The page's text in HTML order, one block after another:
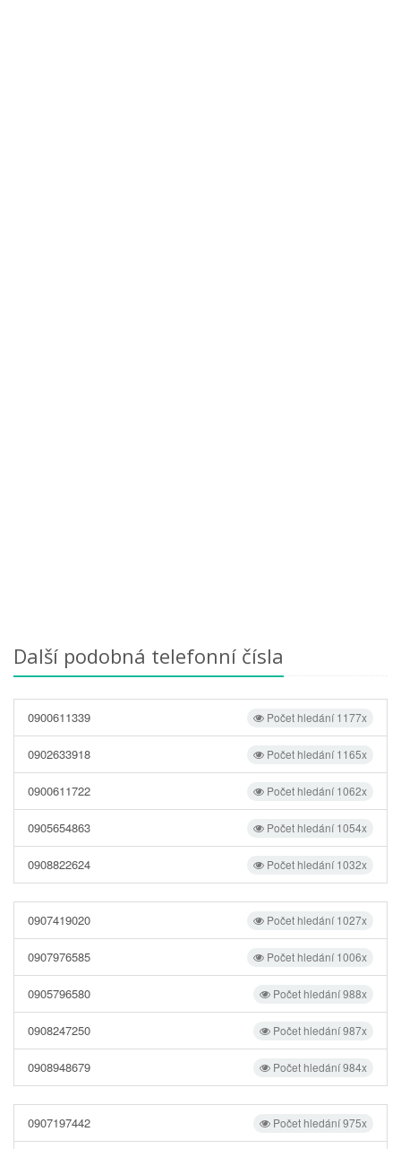
Další podobná telefonní čísla
Počet hledání 1177x
0900611339
Počet hledání 1165x
0902633918
Počet hledání 1062x
0900611722
Počet hledání 1054x
0905654863
Počet hledání 1032x
0908822624
Počet hledání 1027x
0907419020
Počet hledání 1006x
0907976585
Počet hledání 988x
0905796580
Počet hledání 987x
0908247250
Počet hledání 984x
0908948679
Počet hledání 975x
0907197442